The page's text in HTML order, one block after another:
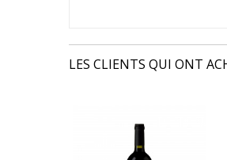
LES CLIENTS QUI ONT